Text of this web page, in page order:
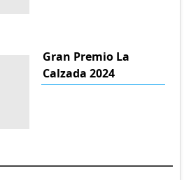
Gran Premio La
Calzada 2024